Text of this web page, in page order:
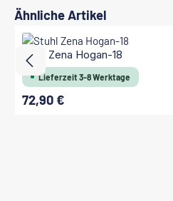
Produktgalerie überspringen
Ähnliche Artikel
Stuhl Zena Hogan-18
Lieferzeit 3-8 Werktage
Regulärer Preis:
72,90 €